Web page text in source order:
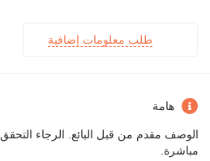
طلب معلومات إضافية
هامة
الوصف مقدم من قبل البائع. الرجاء
مباشرة.